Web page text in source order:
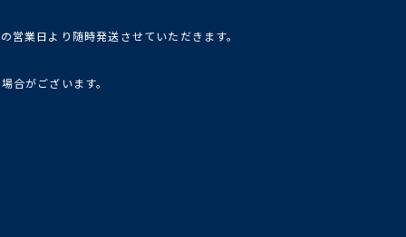
業日より随時発送させていただきます。
合がございます。